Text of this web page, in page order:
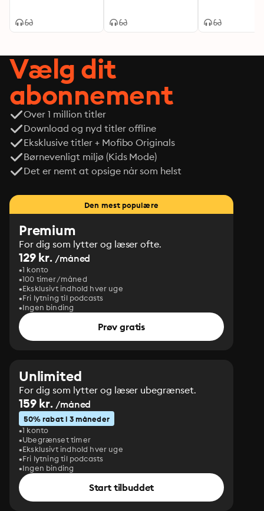
Vælg dit
abonnement
Over 1 million titler
Download og nyd titler offline
Eksklusive titler + Mofibo Originals
Børnevenligt miljø (Kids Mode)
Det er nemt at opsige når som helst
Den mest populære
Premium
For dig som lytter og læser ofte.
129 kr. /måned
1 konto
100 timer/måned
Eksklusivt indhold hver uge
Fri lytning til podcasts
Ingen binding
Prøv gratis
Unlimited
For dig som lytter og læser ubegrænset.
159 kr. /måned
50% rabat i 3 måneder
1 konto
Ubegrænset timer
Eksklusivt indhold hver uge
Fri lytning til podcasts
Ingen binding
Start tilbuddet